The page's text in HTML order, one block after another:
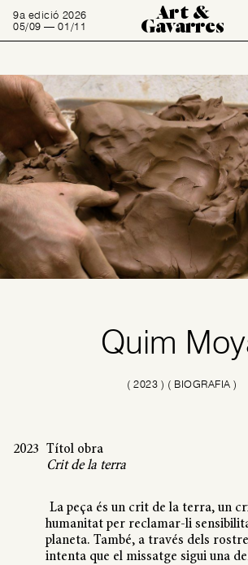
9a edició 2026
05/09 — 01/11
Art &
Gavarres
Quim
(2023 ) ( BIOGRAFIA )
2023 Títol obra
Crit de la terra
La peça és un crit de la terra, un
humanitat per reclamar-li
planeta. També, a través dels
intenta que el missatge sigui una